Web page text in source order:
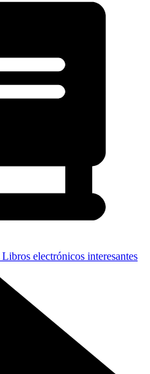
Libros electrónicos interesantes